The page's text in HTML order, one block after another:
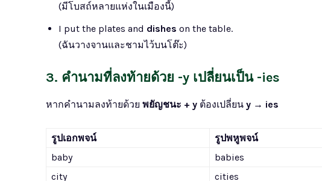
(มีโบสถ์หลายแห่งในเมืองนี้)
I put the plates and dishes on the table.
(ฉันวางจานและชามไว้บนโต๊ะ)
3. คำนามที่ลงท้ายด้วย -y เปลี่ยนเป็น -ies
หากคำนามลงท้ายด้วย พยัญชนะ + y ต้องเปลี่ยน y → ies
รูปเอกพจน์ รูปพหูพจน์
baby
babies
city
cities